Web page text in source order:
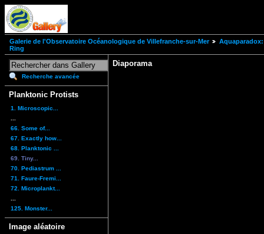
Galerie de l'Observatoire Océanologique de Villefranche-sur-Mer
Ring
Recherche avancée
Planktonic Protists
1. Microscopic...
66. Some of...
67. Exactly how...
68. Planktonic ...
69. Tiny...
70. Pediastrum ...
71. Faure-Fremi...
72. Microplankt...
125. Monster...
Image aléatoire
Diaporama